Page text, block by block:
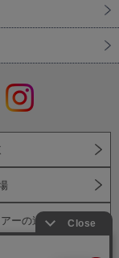
ーの達人